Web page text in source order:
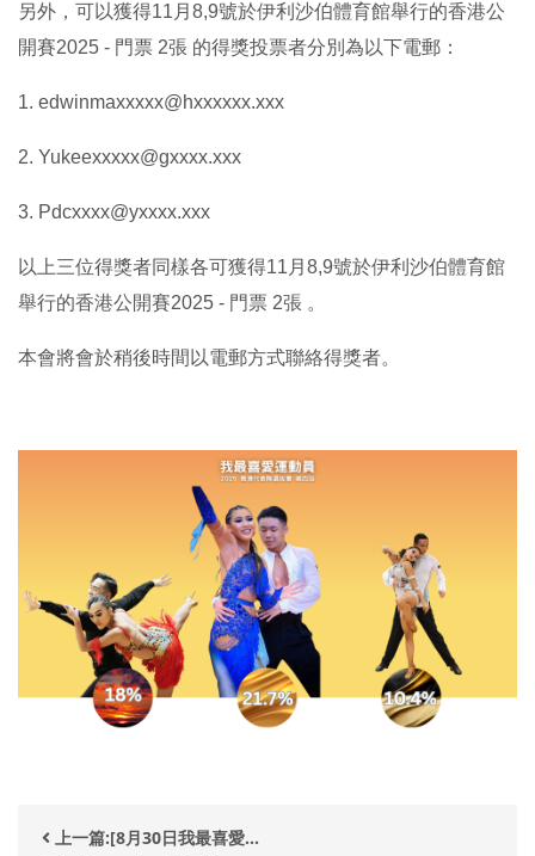
另外，可以獲得11月8,9號於伊利沙伯體育館舉行的香港公
開賽2025 - 門票 2張 的得獎投票者分別為以下電郵：
1.⁠ ⁠edwinmaxxxxx@hxxxxxx.xxx
2.⁠ ⁠Yukeexxxxx@gxxxx.xxx
3.⁠ ⁠Pdcxxxx@yxxxx.xxx
以上三位得獎者同樣各可獲得11月8,9號於伊利沙伯體育館
舉行的香港公開賽2025 - 門票 2張 。
本會將會於稍後時間以電郵方式聯絡得獎者。
上一篇:[8月30日我最喜愛...